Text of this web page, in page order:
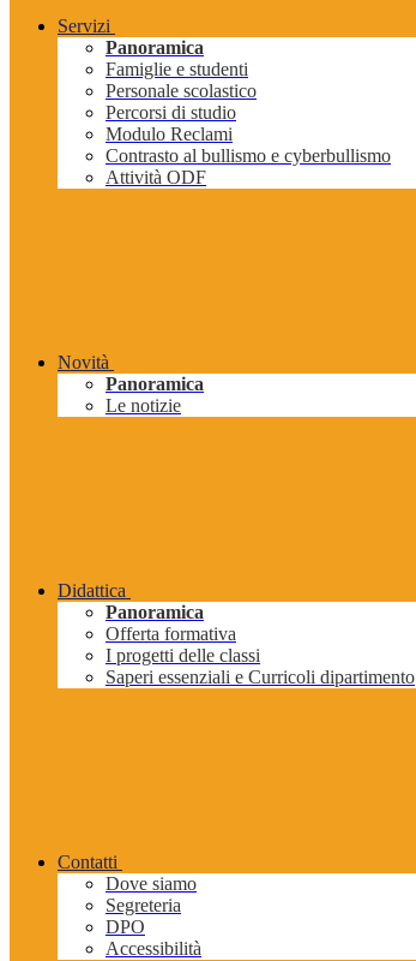
Servizi
Panoramica
Famiglie e studenti
Personale scolastico
Percorsi di studio
Modulo Reclami
Contrasto al bullismo e cyberbullismo
Attività ODF
Novità
Panoramica
Le notizie
Didattica
Panoramica
Offerta formativa
I progetti delle classi
Saperi essenziali e Curricoli dipartimento
Contatti
Dove siamo
Segreteria
DPO
Accessibilità